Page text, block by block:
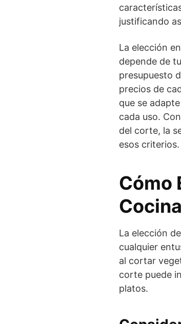
justificando
La elección
depende de
presupuesto
precios de
que se
cada uso.
del corte, la
esos criterios.
Cómo
La elección
cualquier
al cortar
corte puede
platos.